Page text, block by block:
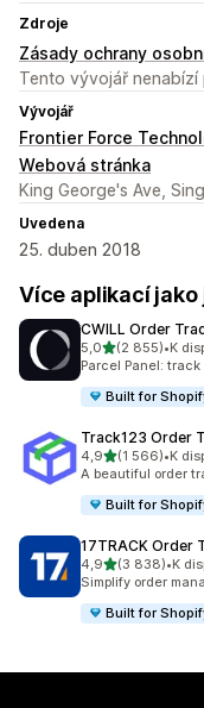
Zdroje
Zásady ochrany
Tento vývojář
Vývojář
Frontier Force
Webová stránka
King George's Ave,
Uvedena
25. duben 2018
Více aplikací jako
CWILL Order
5,0z 5 hvězd
(2 855)
Celkový počet
•K
Parcel Panel:
Built for
Track123 Order
4,9z 5 hvězd
(1 566)
Celkový počet
•K
A beautiful order
Built for
17TRACK Order
4,9z 5 hvězd
(3 838)
Celkový počet
•K
Simplify order
Built for